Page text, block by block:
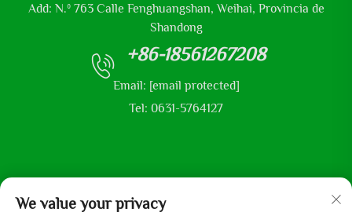
Add: N.º 763 Calle Fenghuangshan, Weihai, Provincia de
Shandong
+86-18561267208
Email: [email protected]
Tel: 0631-5764127
Derechos de autor © 2025 por Shandong Mingliu Industrial
We value your privacy